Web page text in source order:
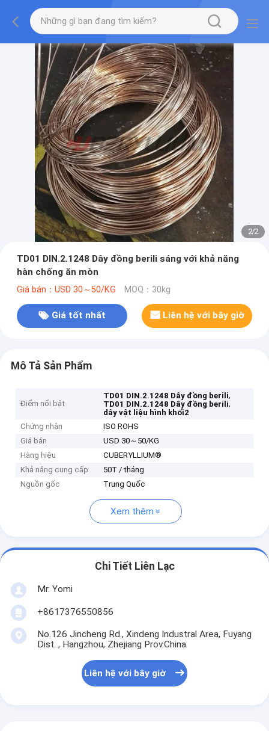
2/2
TD01 DIN.2.1248 Dây đồng berili sáng với khả năng
hàn chống ăn mòn
Giá bán：USD 30～50/KG MOQ：30kg
Giá tốt nhất Liên hệ với bây giờ
Mô Tả Sản Phẩm
Điểm nổi bật
TD01 DIN.2.1248 Dây đồng berili,
TD01 DIN.2.1248 Dây đồng berili,
dây vật liệu hình khối2
Chứng nhận
ISO ROHS
Giá bán
USD 30～50/KG
Hàng hiệu
CUBERYLLIUM®
Khả năng cung cấp
50T / tháng
Nguồn gốc
Trung Quốc
Xem thêm
Chi Tiết Liên Lạc
Mr. Yomi
+8617376550856
No.126 Jincheng Rd., Xindeng Industral Area, Fuyang
Dist. , Hangzhou, Zhejiang Prov.China
Liên hệ với bây giờ